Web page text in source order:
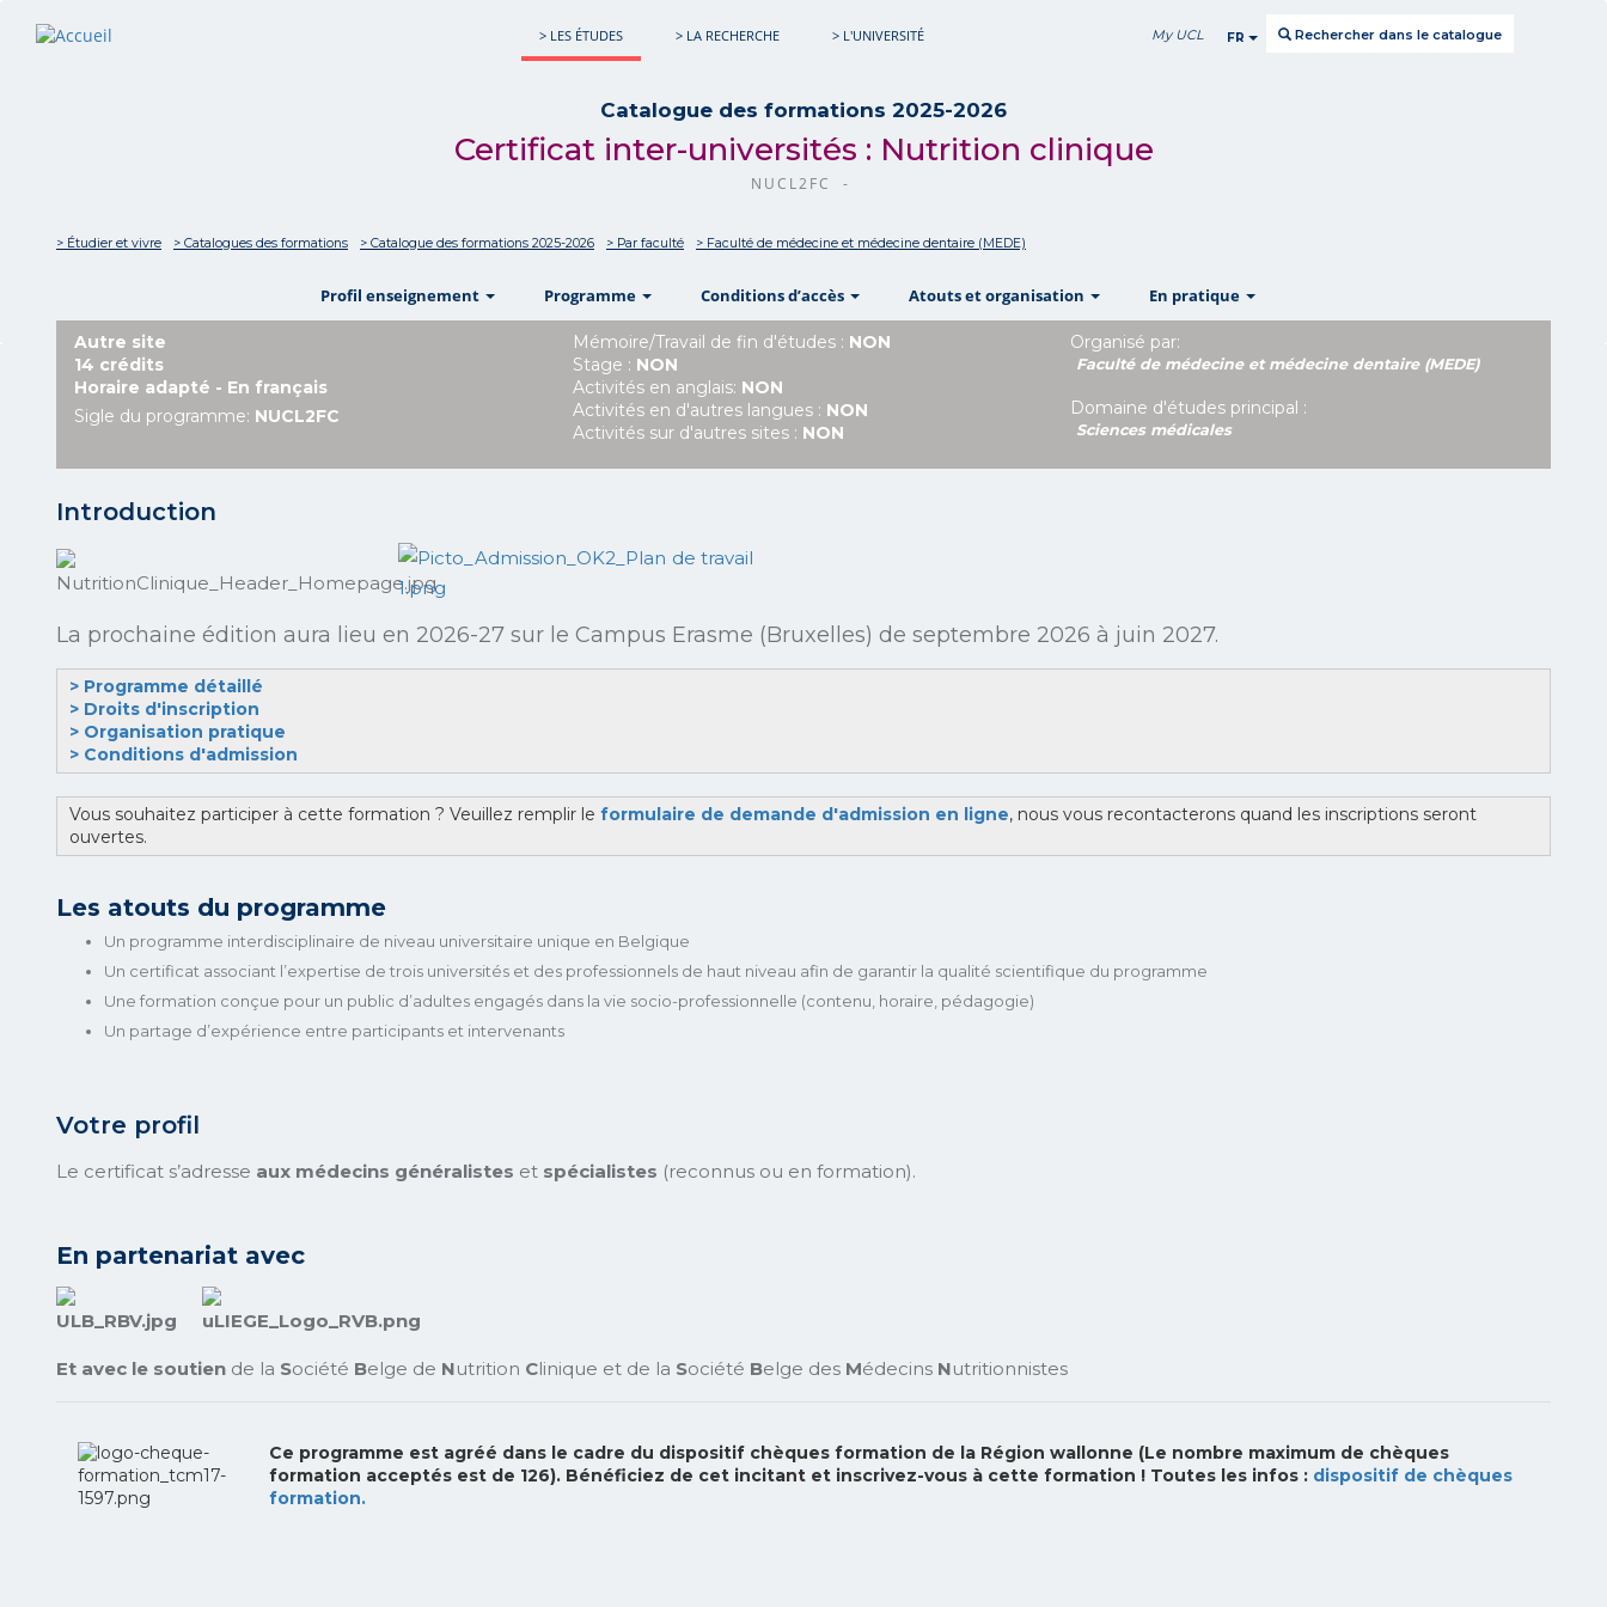
> LES ÉTUDES > LA RECHERCHE > L'UNIVERSITÉ My UCL FR Rechercher dans le catalogue
Catalogue des formations 2025-2026
Certificat inter-universités : Nutrition clinique
NUCL2FC -
> Étudier et vivre > Catalogues des formations > Catalogue des formations 2025-2026 > Par faculté > Faculté de médecine et médecine dentaire (MEDE)
Profil enseignement Programme showConditions d’accès showAtouts et organisation En pratique
Autre site
14 crédits
Horaire adapté - En français
Sigle du programme: NUCL2FC
Mémoire/Travail de fin d'études : NON
Stage : NON
Activités en anglais: NON
Activités en d'autres langues : NON
Activités sur d'autres sites : NON
Organisé par:
Faculté de médecine et médecine dentaire (MEDE)
Domaine d'études principal :
Sciences médicales
Introduction
La prochaine édition aura lieu en 2026-27 sur le Campus Erasme (Bruxelles) de septembre 2026 à juin 2027.
> Programme détaillé
> Droits d'inscription
> Organisation pratique
> Conditions d'admission
Vous souhaitez participer à cette formation ? Veuillez remplir le formulaire de demande d'admission en ligne, nous vous recontacterons quand les inscriptions seront
ouvertes.
Les atouts du programme
Un programme interdisciplinaire de niveau universitaire unique en Belgique
Un certiﬁcat associant l’expertise de trois universités et des professionnels de haut niveau aﬁn de garantir la qualité scientiﬁque du programme
Une formation conçue pour un public d’adultes engagés dans la vie socio-professionnelle (contenu, horaire, pédagogie)
Un partage d’expérience entre participants et intervenants
Votre profil
Le certificat s’adresse aux médecins généralistes et spécialistes (reconnus ou en formation).
En partenariat avec
Et avec le soutien de la Société Belge de Nutrition Clinique et de la Société Belge des Médecins Nutritionnistes
Ce programme est agréé dans le cadre du dispositif chèques formation de la Région wallonne (Le nombre maximum de chèques
formation acceptés est de 126). Bénéficiez de cet incitant et inscrivez-vous à cette formation ! Toutes les infos : dispositif de chèques
formation.